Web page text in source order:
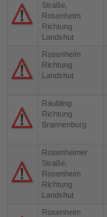
Straße,
Rosenheim
Richtung
Landshut
Rosenheim
Richtung
Landshut
Raubling
Richtung
Brannenburg
Rosenheimer
Straße,
Rosenheim
Richtung
Landshut
Rosenheim